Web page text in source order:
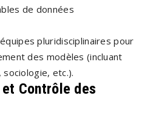
de données
pluridisciplinaires pour
des modèles (incluant
etc.).
Contrôle des